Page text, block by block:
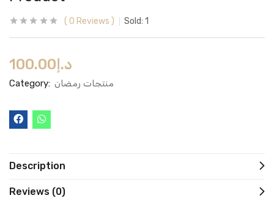
0 Reviews Sold: 1
د.إ 100.00
Category: منتجات رمضان
Description
Reviews (0)